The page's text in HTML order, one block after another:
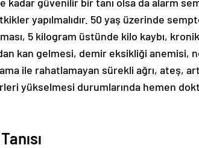
yapılmalıdır. 50 yaş üzerinde
5 kilogram üstünde kilo kaybı,
kan gelmesi, demir eksikliği
ile rahatlamayan sürekli ağrı, ateş,
yükselmesi durumlarında hemen